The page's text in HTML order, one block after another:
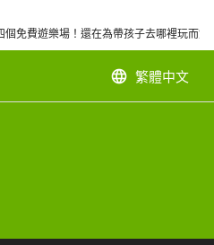
個免費遊樂場！還在為帶孩子去哪裡玩而
language 繁體中文